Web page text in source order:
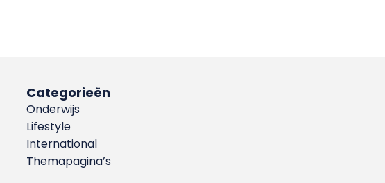
Categorieën
Onderwijs
Lifestyle
International
Themapagina’s